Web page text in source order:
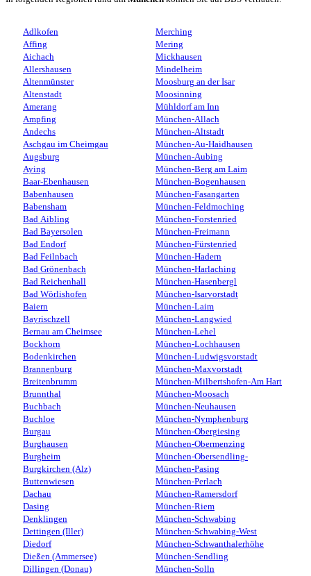
Adlkofen
Affing
Aichach
Allershausen
Altenmünster
Altenstadt
Amerang
Ampfing
Andechs
Aschgau im Cheimgau
Augsburg
Aying
Baar-Ebenhausen
Babenhausen
Babensham
Bad Aibling
Bad Bayersolen
Bad Endorf
Bad Feilnbach
Bad Grönenbach
Bad Reichenhall
Bad Wörlishofen
Baiern
Bayrischzell
Bernau am Cheimsee
Bockhorn
Bodenkirchen
Brannenburg
Breitenbrumm
Brunnthal
Buchbach
Buchloe
Burgau
Burghausen
Burgheim
Burgkirchen (Alz)
Buttenwiesen
Dachau
Dasing
Denklingen
Dettingen (Iller)
Diedorf
Dießen (Ammersee)
Dillingen (Donau)
Merching
Mering
Mickhausen
Mindelheim
Moosburg an der Isar
Moosinning
Mühldorf am Inn
München-Allach
München-Altstadt
München-Au-Haidhausen
München-Aubing
München-Berg am Laim
München-Bogenhausen
München-Fasangarten
München-Feldmoching
München-Forstenried
München-Freimann
München-Fürstenried
München-Hadern
München-Harlaching
München-Hasenbergl
München-Isarvorstadt
München-Laim
München-Langwied
München-Lehel
München-Lochhausen
München-Ludwigsvorstadt
München-Maxvorstadt
München-Milbertshofen-Am Hart
München-Moosach
München-Neuhausen
München-Nymphenburg
München-Obergiesing
München-Obermenzing
München-Obersendling-
München-Pasing
München-Perlach
München-Ramersdorf
München-Riem
München-Schwabing
München-Schwabing-West
München-Schwanthalerhöhe
München-Sendling
München-Solln